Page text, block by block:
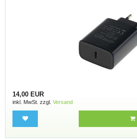
14,00 EUR
inkl. MwSt. zzgl. Versand